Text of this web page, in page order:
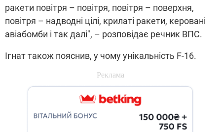
ракети повітря – повітря, повітря – поверхня,
повітря – надводні цілі, крилаті ракети, керовані
авіабомби і так далі", – розповідає речник ВПС.
Ігнат також пояснив, у чому унікальність F-16.